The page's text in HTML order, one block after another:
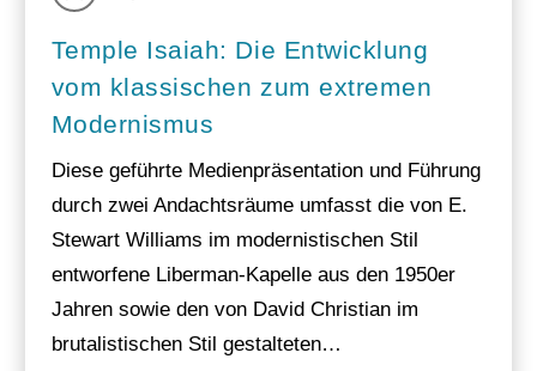
Temple Isaiah: Die Entwicklung
vom klassischen zum extremen
Modernismus
Diese geführte Medienpräsentation und Führung
durch zwei Andachtsräume umfasst die von E.
Stewart Williams im modernistischen Stil
entworfene Liberman-Kapelle aus den 1950er
Jahren sowie den von David Christian im
brutalistischen Stil gestalteten…